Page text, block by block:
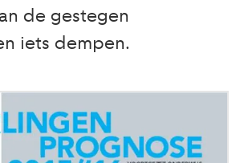
de gestegen
iets dempen.